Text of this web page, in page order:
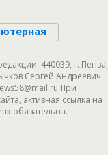
440039, г. Пенза,
Сергей Андреевич
При
активная ссылка на
обязательна.